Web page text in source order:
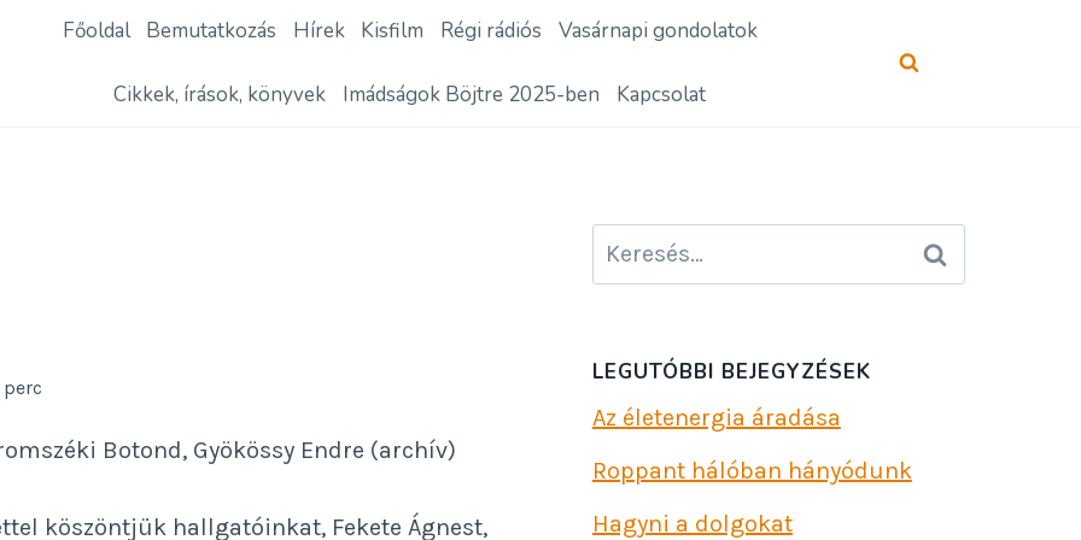
Főoldal Bemutatkozás Hírek Kisfilm Régi rádiós Vasárnapi gondolatok
Cikkek, írások, könyvek Imádságok Böjtre 2025-ben Kapcsolat
perc
Botond, Gyökössy Endre (archív)
köszöntjük hallgatóinkat, Fekete Ágnest,
Keresés:
LEGUTÓBBI BEJEGYZÉSEK
Az életenergia áradása
Roppant hálóban hányódunk
Hagyni a dolgokat